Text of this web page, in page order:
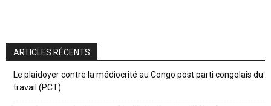
ARTICLES RÉCENTS
Le plaidoyer contre la médiocrité au Congo post parti congolais du
travail (PCT)